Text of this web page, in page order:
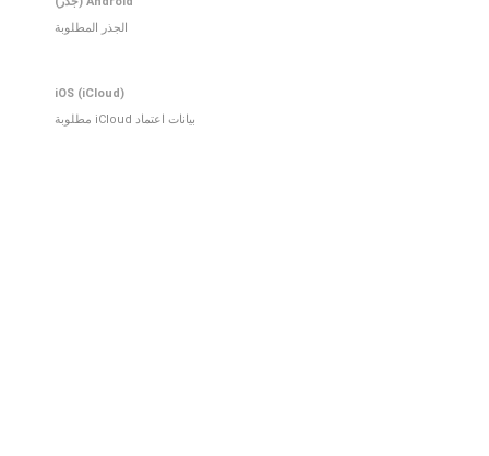
الجذر المطلوبة
iOS (iCloud)
بيانات اعتماد iCloud مطلوبة